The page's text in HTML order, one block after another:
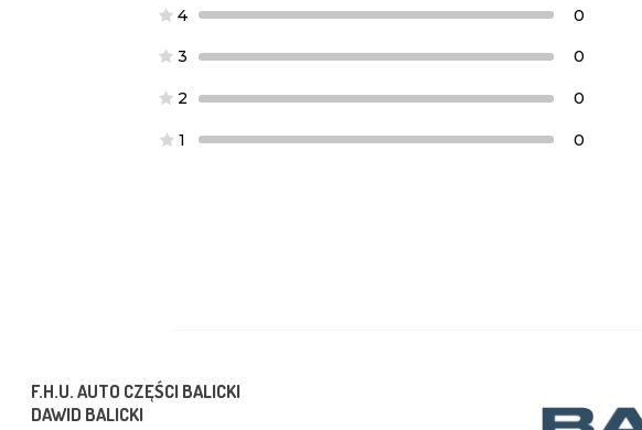
4 0
3 0
2 0
1 0
F.H.U. AUTO CZĘŚCI BALICKI
DAWID BALICKI